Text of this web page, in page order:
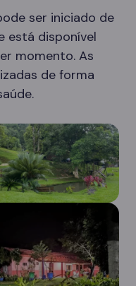
ser iniciado de
está disponível
momento. As
de forma